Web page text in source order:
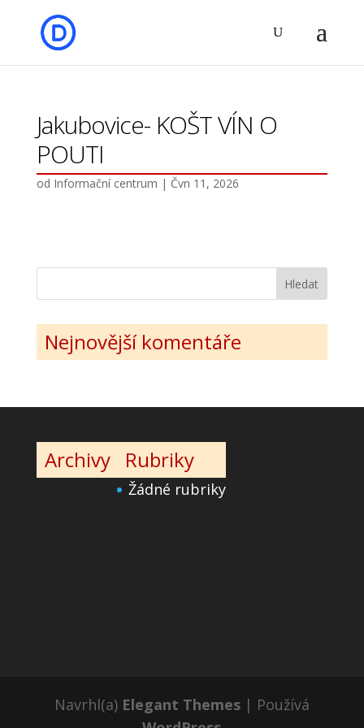
Jakubovice- KOŠT VÍN O
POUTI
od Informační centrum | Čvn 11, 2026
Nejnovější komentáře
Archivy Rubriky
Žádné rubriky
Navrhl(a) Elegant Themes| Používá